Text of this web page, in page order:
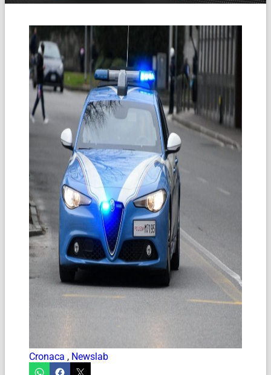
Cronaca , Newslab